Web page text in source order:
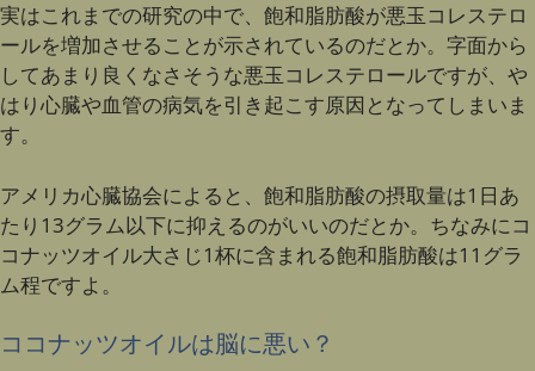
実はこれまでの研究の中で、飽和脂肪酸が悪玉コレステロ
ールを増加させることが示されているのだとか。字面から
してあまり良くなさそうな悪玉コレステロールですが、や
はり心臓や血管の病気を引き起こす原因となってしまいま
す。
アメリカ心臓協会によると、飽和脂肪酸の摂取量は1日あ
たり13グラム以下に抑えるのがいいのだとか。ちなみにコ
コナッツオイル大さじ1杯に含まれる飽和脂肪酸は11グラ
ム程ですよ。
ココナッツオイルは脳に悪い？